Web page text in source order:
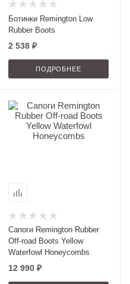
Ботинки Remington Low
Rubber Boots
2 538 ₽
ПОДРОБНЕЕ
Сапоги Remington Rubber
Off-road Boots Yellow
Waterfowl Honeycombs
12 990 ₽